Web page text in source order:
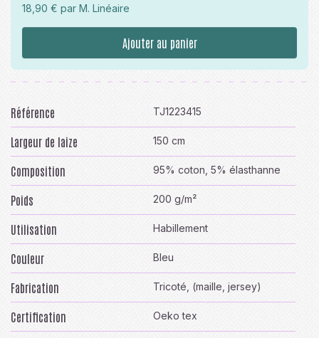
18,90 € par M. Linéaire
Ajouter au panier
Référence TJ1223415
Largeur de laize 150 cm
Composition 95% coton, 5% élasthanne
Poids 200 g/m²
Utilisation Habillement
Couleur Bleu
Fabrication Tricoté, (maille, jersey)
Certification Oeko tex